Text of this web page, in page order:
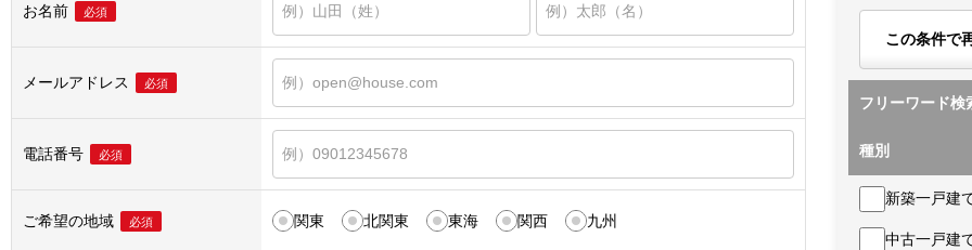
お名前 必須
メールアドレス 必須
電話番号 必須
ご希望の地域 必須 関東 北関東 東海 関西 九州
この条件で
フリーワード検
種別
新築一戸建
中古一戸建